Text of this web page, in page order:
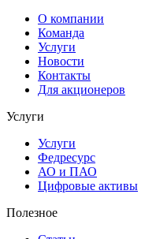
О компании
Команда
Услуги
Новости
Контакты
Для акционеров
Услуги
Услуги
Федресурс
АО и ПАО
Цифровые активы
Полезное